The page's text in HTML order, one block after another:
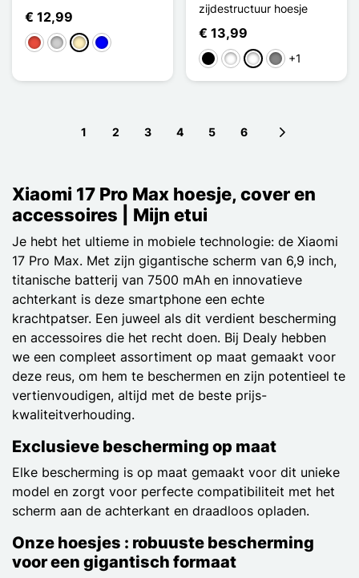
€ 12,99
RoodZilverGoldenBlauw
zijdestructuur hoesje
€ 13,99
ZwartWit Bleu CielGris Titanium
+1
1 2 3 4 5 6
Xiaomi 17 Pro Max hoesje, cover en
accessoires | Mijn etui
Je hebt het ultieme in mobiele technologie: de Xiaomi
17 Pro Max. Met zijn gigantische scherm van 6,9 inch,
titanische batterij van 7500 mAh en innovatieve
achterkant is deze smartphone een echte
krachtpatser. Een juweel als dit verdient bescherming
en accessoires die het recht doen. Bij Dealy hebben
we een compleet assortiment op maat gemaakt voor
deze reus, om hem te beschermen en zijn potentieel te
vertienvoudigen, altijd met de beste prijs-
kwaliteitverhouding.
Exclusieve bescherming op maat
Elke bescherming is op maat gemaakt voor dit unieke
model en zorgt voor perfecte compatibiliteit met het
scherm aan de achterkant en draadloos opladen.
Onze hoesjes : robuuste bescherming
voor een gigantisch formaat